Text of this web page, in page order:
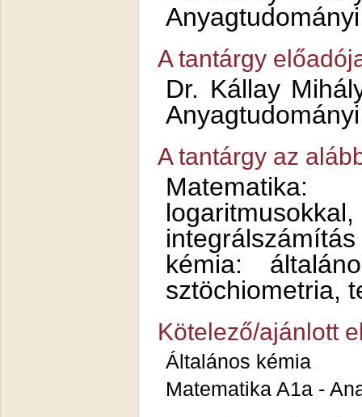
A tantárgy
Dr. Kállay
A tantárgy az
kémia:
sztöchiometria,
Kötelező/ajánlott
Általános kémia
Matematika A1a -